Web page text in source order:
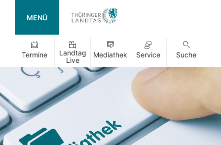
MENÜ
Termine
Landtag
Live
Mediathek Service Suche